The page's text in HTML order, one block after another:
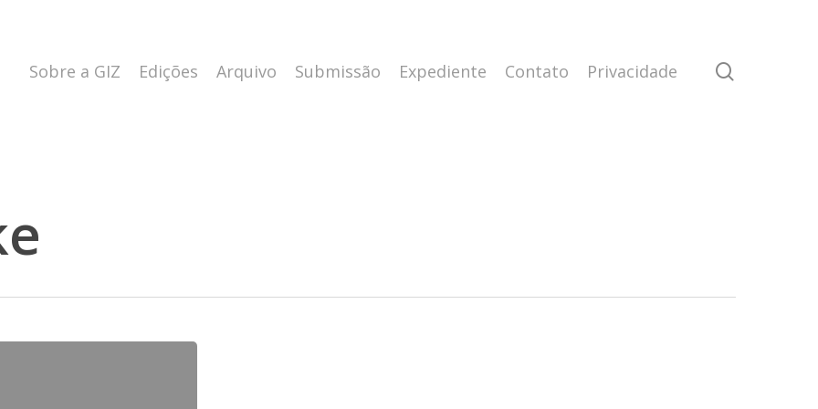
Sobre a GIZ Edições Arquivo Submissão Expediente Contato Privacidade